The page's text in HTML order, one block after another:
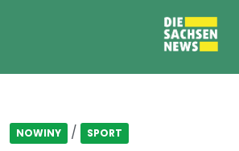
NOWINY / SPORT